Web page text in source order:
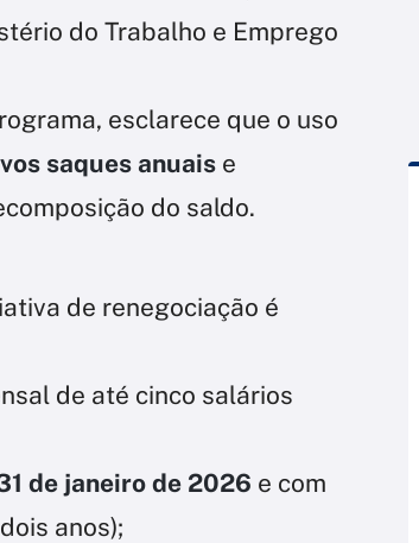
do Trabalho e Emprego
esclarece que o uso
saques anuais e
do saldo.
de renegociação é
de até cinco salários
de janeiro de 2026 e com
anos);